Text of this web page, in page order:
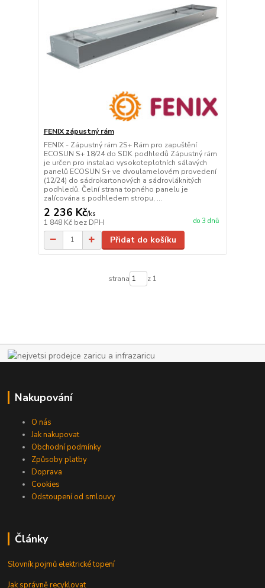
FENIX zápustný rám
FENIX - Zápustný rám 2S+ Rám pro zapuštění
ECOSUN S+ 18/24 do SDK podhledů Zápustný rám
je určen pro instalaci vysokoteplotních sálavých
panelů ECOSUN S+ ve dvoulamelovém provedení
(12/24) do sádrokartonových a sádrovláknitých
podhledů. Čelní strana topného panelu je
zalícována s podhledem stropu, ...
2 236 Kč/ks
1 848 Kč bez DPH do 3 dnů
Přidat do košíku
strana z 1
Nakupování
O nás
Jak nakupovat
Obchodní podmínky
Způsoby platby
Doprava
Cookies
Odstoupení od smlouvy
Články
Slovník pojmů elektrické topení
Jak správně recyklovat